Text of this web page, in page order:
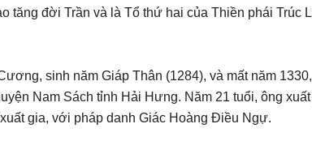
tăng đời Trần và là Tổ thứ hai của Thiền phái Trúc
sinh năm Giáp Thân (1284), và mất năm
Nam Sách tỉnh Hải Hưng. Năm 21 tuổi, ông
gia, với pháp danh Giác Hoàng Điều Ngự.